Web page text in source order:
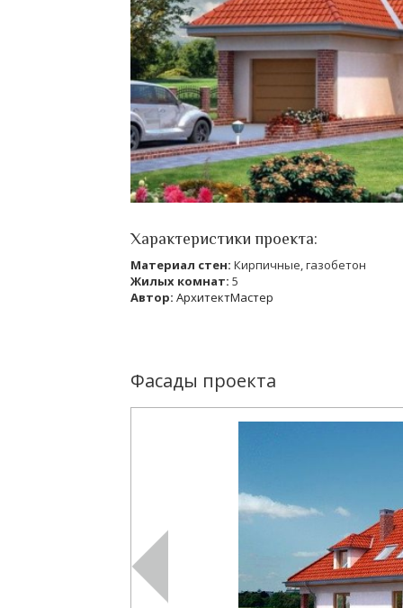
Характеристики проекта:
Материал стен: Кирпичные, газобетон
Жилых комнат: 5
Автор: АрхитектМастер
Фасады проекта